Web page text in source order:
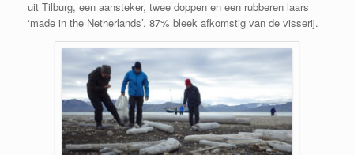
uit Tilburg, een aansteker, twee doppen en een rubberen laars
‘made in the Netherlands’. 87% bleek afkomstig van de visserij.